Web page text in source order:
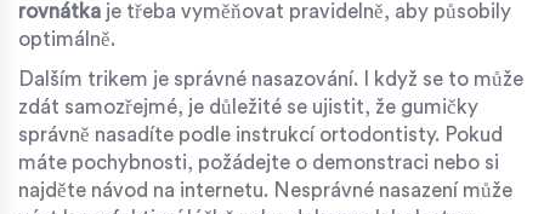
rovnátka je třeba vyměňovat pravidelně, aby působily
optimálně.
Dalším trikem je správné nasazování. I když se to může
zdát samozřejmé, je důležité se ujistit, že gumičky
správně nasadíte podle instrukcí ortodontisty. Pokud
máte pochybnosti, požádejte o demonstraci nebo si
najděte návod na internetu. Nesprávné nasazení může